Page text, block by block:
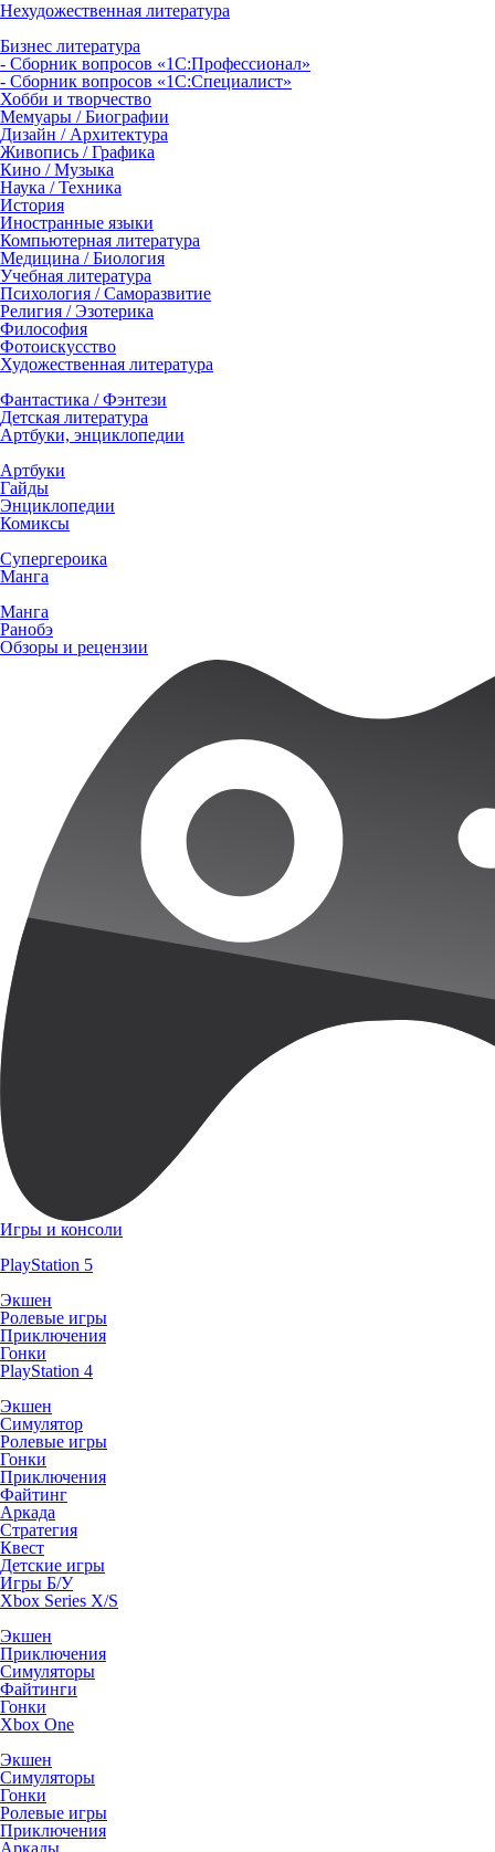
Нехудожественная литература
Бизнес литература
- Сборник вопросов «1С:Профессионал»
- Сборник вопросов «1С:Специалист»
Хобби и творчество
Мемуары / Биографии
Дизайн / Архитектура
Живопись / Графика
Кино / Музыка
Наука / Техника
История
Иностранные языки
Компьютерная литература
Медицина / Биология
Учебная литература
Психология / Саморазвитие
Религия / Эзотерика
Философия
Фотоискусство
Художественная литература
Фантастика / Фэнтези
Детская литература
Артбуки, энциклопедии
Артбуки
Гайды
Энциклопедии
Комиксы
Супергероика
Манга
Манга
Ранобэ
Обзоры и рецензии
Игры и консоли
PlayStation 5
Экшен
Ролевые игры
Приключения
Гонки
PlayStation 4
Экшен
Симулятор
Ролевые игры
Гонки
Приключения
Файтинг
Аркада
Стратегия
Квест
Детские игры
Игры Б/У
Xbox Series X/S
Экшен
Приключения
Симуляторы
Файтинги
Гонки
Xbox One
Экшен
Симуляторы
Гонки
Ролевые игры
Приключения
Аркады